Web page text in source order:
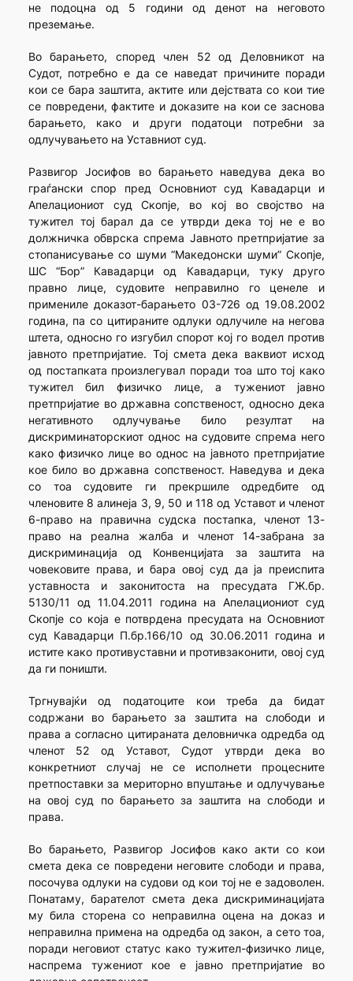
не подоцна од 5 години од денот на неговото
преземање.
Во барањето, според член 52 од Деловникот на
Судот, потребно е да се наведат причините поради
кои се бара заштита, актите или дејствата со кои тие
се повредени, фактите и доказите на кои се заснова
барањето, како и други податоци потребни за
одлучувањето на Уставниот суд.
Развигор Јосифов во барањето наведува дека во
граѓански спор пред Основниот суд Кавадарци и
Апелациониот суд Скопје, во кој во својство на
тужител тој барал да се утврди дека тој не е во
должничка обврска спрема Јавното претпријатие за
стопанисување со шуми “Македонски шуми” Скопје,
ШС “Бор” Кавадарци од Кавадарци, туку друго
правно лице, судовите неправилно го ценеле и
примениле доказот-барањето 03-726 од 19.08.2002
година, па со цитираните одлуки одлучиле на негова
штета, односно го изгубил спорот кој го водел против
јавното претпријатие. Тој смета дека ваквиот исход
од постапката произлегувал поради тоа што тој како
тужител бил физичко лице, а тужениот јавно
претпријатие во државна сопственост, односно дека
негативното одлучување било резултат на
дискриминаторскиот однос на судовите спрема него
како физичко лице во однос на јавното претпријатие
кое било во државна сопственост. Наведува и дека
со тоа судовите ги прекршиле одредбите од
членовите 8 алинеја 3, 9, 50 и 118 од Уставот и членот
6-право на правична судска постапка, членот 13-
право на реална жалба и членот 14-забрана за
дискриминација од Конвенцијата за заштита на
човековите права, и бара овој суд да ја преиспита
уставноста и законитоста на пресудата ГЖ.бр.
5130/11 од 11.04.2011 година на Апелациониот суд
Скопје со која е потврдена пресудата на Основниот
суд Кавадарци П.бр.166/10 од 30.06.2011 година и
истите како противуставни и противзаконити, овој суд
да ги поништи.
Тргнувајќи од податоците кои треба да бидат
содржани во барањето за заштита на слободи и
права а согласно цитираната деловничка одредба од
членот 52 од Уставот, Судот утврди дека во
конкретниот случај не се исполнети процесните
претпоставки за мериторно впуштање и одлучување
на овој суд по барањето за заштита на слободи и
права.
Вo барањето, Развигор Јосифов како акти со кои
смета дека се повредени неговите слободи и права,
посочува одлуки на судови од кои тој не е задоволен.
Понатаму, барателот смета дека дискриминацијата
му била сторена со неправилна оцена на доказ и
неправилна примена на одредба од закон, а сето тоа,
поради неговиот статус како тужител-физичко лице,
наспрема тужениот кое е јавно претпријатие во